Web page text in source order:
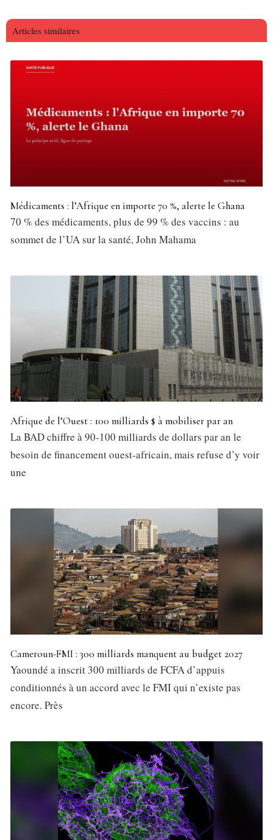
Articles similaires
Médicaments : l’Afrique en importe 70 %, alerte le Ghana
70 % des médicaments, plus de 99 % des vaccins : au
sommet de l’UA sur la santé, John Mahama
Afrique de l’Ouest : 100 milliards $ à mobiliser par an
La BAD chiffre à 90-100 milliards de dollars par an le
besoin de financement ouest-africain, mais refuse d’y voir
une
Cameroun-FMI : 300 milliards manquent au budget 2027
Yaoundé a inscrit 300 milliards de FCFA d’appuis
conditionnés à un accord avec le FMI qui n’existe pas
encore. Près